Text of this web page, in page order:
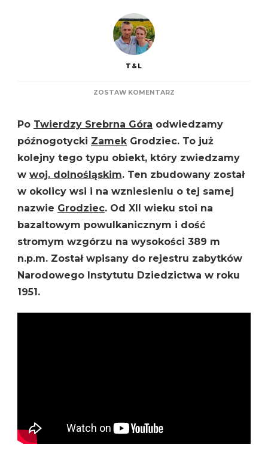
T&L
ZOSTAW KOMENTARZ
Po Twierdzy Srebrna Góra odwiedzamy
późnogotycki ZamekGrodziec. To już
kolejny tego typu obiekt, który zwiedzamy
w woj. dolnośląskim. Ten zbudowany został
w okolicy wsi i na wzniesieniu o tej samej
nazwie Grodziec. Od XII wieku stoi na
bazaltowym powulkanicznym i dość
stromym wzgórzu na wysokości 389 m
n.p.m. Został wpisany do rejestru zabytków
Narodowego Instytutu Dziedzictwa w roku
1951.